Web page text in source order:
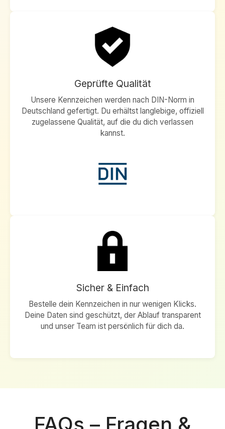
Geprüfte Qualität
Unsere Kennzeichen werden nach DIN-Norm in
Deutschland gefertigt. Du erhältst langlebige, offiziell
zugelassene Qualität, auf die du dich verlassen
kannst.
Sicher & Einfach
Bestelle dein Kennzeichen in nur wenigen Klicks.
Deine Daten sind geschützt, der Ablauf transparent
und unser Team ist persönlich für dich da.